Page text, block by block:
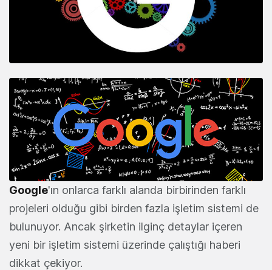
Google'ın onlarca farklı alanda birbirinden farklı
projeleri olduğu gibi birden fazla işletim sistemi de
bulunuyor. Ancak şirketin ilginç detaylar içeren
yeni bir işletim sistemi üzerinde çalıştığı haberi
dikkat çekiyor.